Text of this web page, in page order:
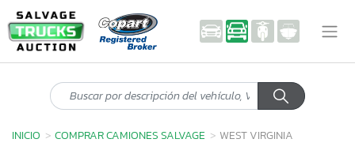
INICIO COMPRAR CAMIONES SALVAGE WEST VIRGINIA